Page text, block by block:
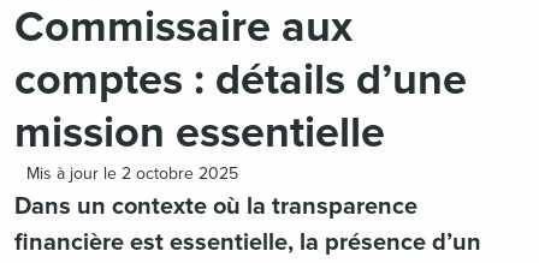
Commissaire aux
comptes : détails d’une
mission essentielle
Mis à jour le 2 octobre 2025
Dans un contexte où la transparence
financière est essentielle, la présence d’un